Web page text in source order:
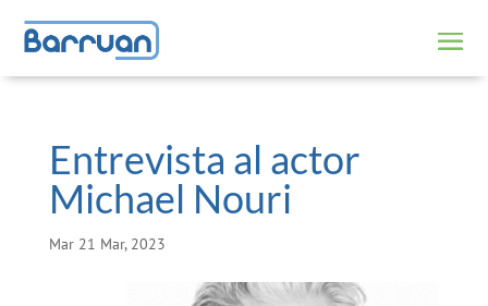
Entrevista al actor
Michael Nouri
Mar 21 Mar, 2023